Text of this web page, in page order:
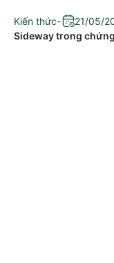
Kiến thức-
21/05/
Sideway trong